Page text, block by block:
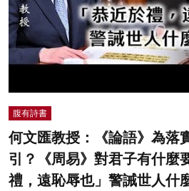
腹有詩書
何文匯教授：《論語》為落
引？《周易》對君子有什麼
禮，遠恥辱也」警誡世人什